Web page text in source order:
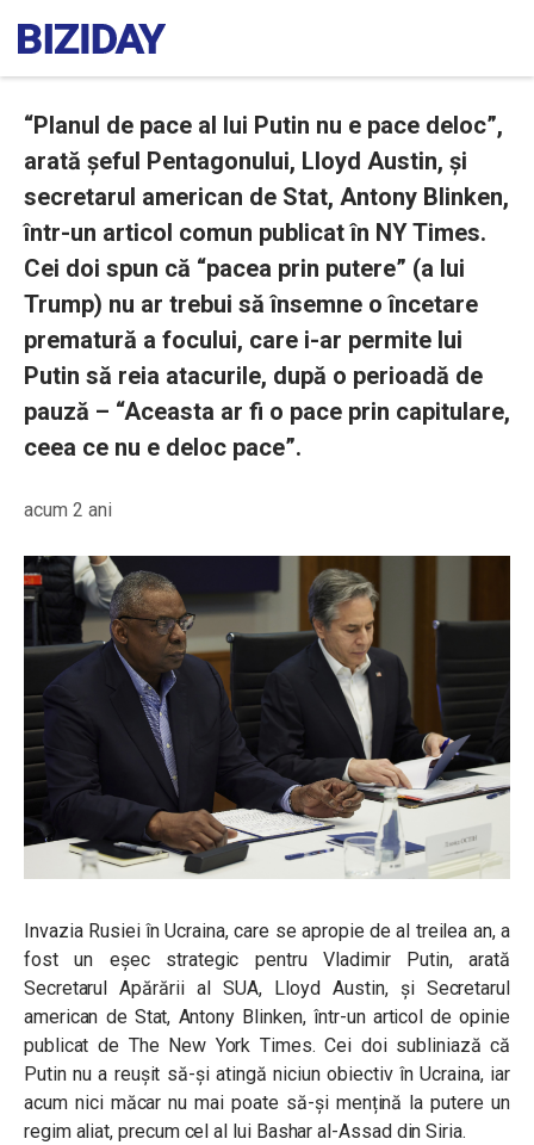
“Planul de pace al lui Putin nu e pace deloc”,
arată șeful Pentagonului, Lloyd Austin, și
secretarul american de Stat, Antony Blinken,
într-un articol comun publicat în NY Times.
Cei doi spun că “pacea prin putere” (a lui
Trump) nu ar trebui să însemne o încetare
prematură a focului, care i-ar permite lui
Putin să reia atacurile, după o perioadă de
pauză – “Aceasta ar fi o pace prin capitulare,
ceea ce nu e deloc pace”.
acum 2 ani
Invazia Rusiei în Ucraina, care se apropie de al treilea an, a
fost un eșec strategic pentru Vladimir Putin, arată
Secretarul Apărării al SUA, Lloyd Austin, și Secretarul
american de Stat, Antony Blinken, într-un articol de opinie
publicat de The New York Times. Cei doi subliniază că
Putin nu a reușit să-și atingă niciun obiectiv în Ucraina, iar
acum nici măcar nu mai poate să-și mențină la putere un
regim aliat, precum cel al lui Bashar al-Assad din Siria.